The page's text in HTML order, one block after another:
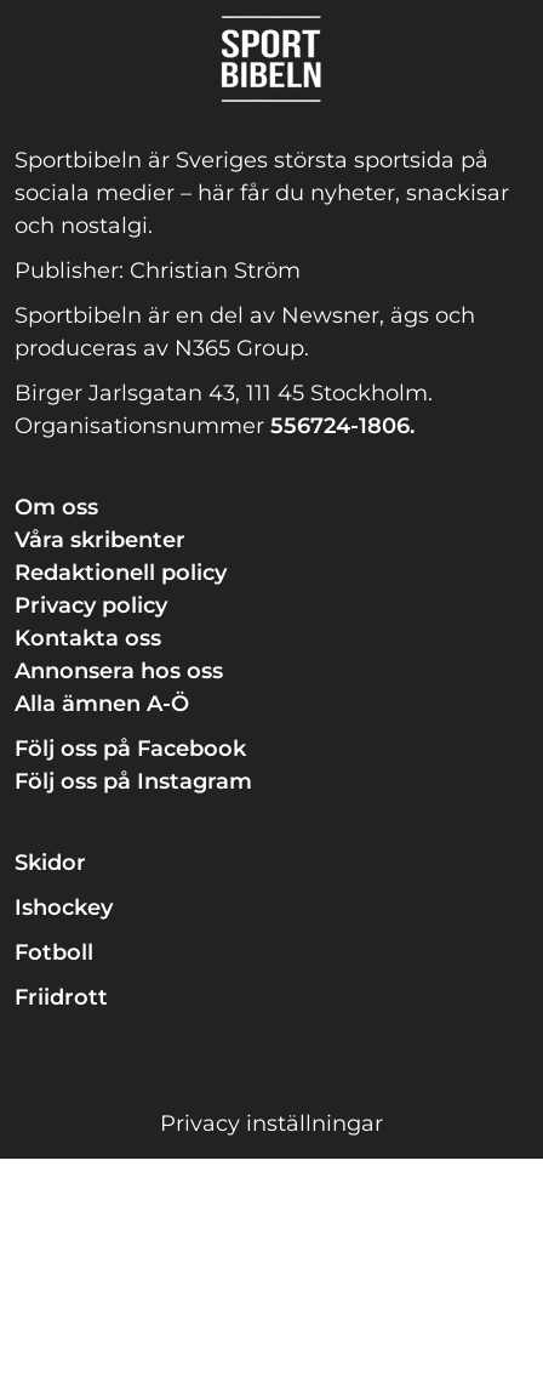
Sportbibeln är Sveriges största sportsida på
sociala medier – här får du nyheter, snackisar
och nostalgi.
Publisher: Christian Ström
Sportbibeln är en del av Newsner, ägs och
produceras av N365 Group.
Birger Jarlsgatan 43, 111 45 Stockholm.
Organisationsnummer 556724-1806.
Om oss
Våra skribenter
Redaktionell policy
Privacy policy
Kontakta oss
Annonsera hos oss
Alla ämnen A-Ö
Följ oss på Facebook
Följ oss på Instagram
Skidor
Ishockey
Fotboll
Friidrott
Privacy inställningar